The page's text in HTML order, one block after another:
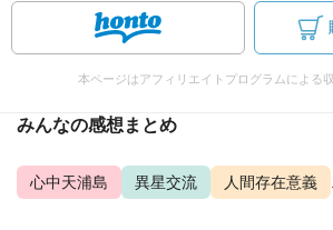
本ページはアフィリエイトプログラムによる
みんなの感想まとめ
心中天浦島 異星交流 人間存在意義